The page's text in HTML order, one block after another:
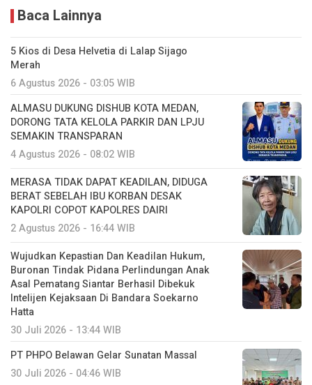
Baca Lainnya
5 Kios di Desa Helvetia di Lalap Sijago
Merah
6 Agustus 2026 - 03:05 WIB
ALMASU DUKUNG DISHUB KOTA MEDAN,
DORONG TATA KELOLA PARKIR DAN LPJU
SEMAKIN TRANSPARAN
4 Agustus 2026 - 08:02 WIB
MERASA TIDAK DAPAT KEADILAN, DIDUGA
BERAT SEBELAH IBU KORBAN DESAK
KAPOLRI COPOT KAPOLRES DAIRI
2 Agustus 2026 - 16:44 WIB
Wujudkan Kepastian Dan Keadilan Hukum,
Buronan Tindak Pidana Perlindungan Anak
Asal Pematang Siantar Berhasil Dibekuk
Intelijen Kejaksaan Di Bandara Soekarno
Hatta
30 Juli 2026 - 13:44 WIB
PT PHPO Belawan Gelar Sunatan Massal
30 Juli 2026 - 04:46 WIB